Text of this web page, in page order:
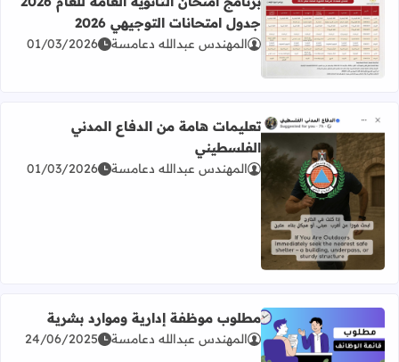
اقرأ المزيد عن برنامج امتحان الثانوية العامة للعام 2026 جدول امتحانات التوجيهي 2026
جدول امتحانات التوجيهي 2026
المهندس عبدالله دعامسة 01/03/2026
اقرأ المزيد عن تعليمات هامة من الدفاع المدني الفلسطيني
تعليمات هامة من الدفاع المدني
الفلسطيني
المهندس عبدالله دعامسة 01/03/2026
اقرأ المزيد عن مطلوب موظفة إدارية وموارد بشرية
مطلوب موظفة إدارية وموارد بشرية
المهندس عبدالله دعامسة 24/06/2025